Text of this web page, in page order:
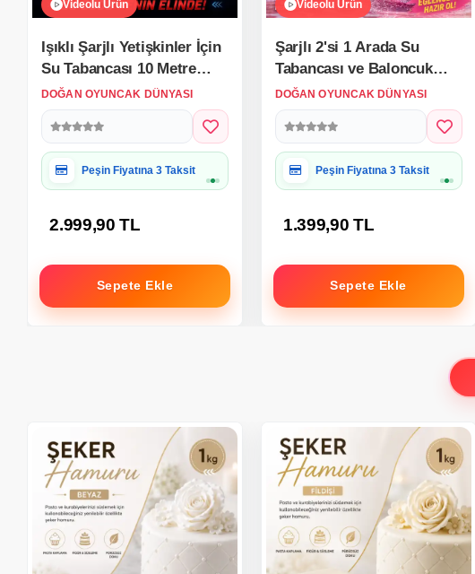
Işıklı Şarjlı Yetişkinler İçin
Su Tabancası 10 Metre
Menzilli 1000 Ml -
Elektirikli Su Tabancası
DOĞAN OYUNCAK DÜNYASI
Hediye Paketine Uygun
2.999,90 TL
Sepete Ekle
Şarjlı 2'si 1 Arada Su
Tabancası ve Baloncuk
Tabancası Pembe -
Elektirikli Water Gun
Köpük Tabancası
DOĞAN OYUNCAK DÜNYASI
Hediye Paketine Uygun
1.399,90 TL
Sepete Ekle